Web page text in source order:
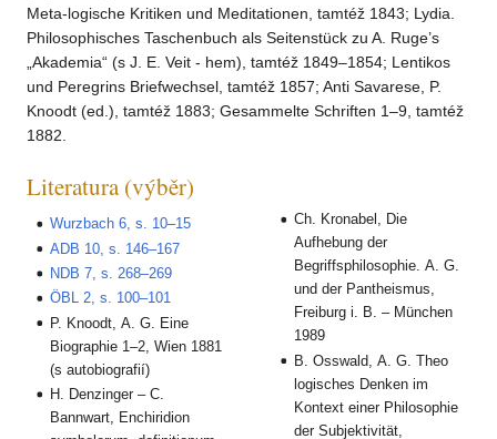
Meta-logische Kritiken und Meditationen, tamtéž 1843; Lydia.
Philosophisches Taschenbuch als Seitenstück zu A. Ruge’s
„Akademia“ (s J. E. Veit - hem), tamtéž 1849–1854; Lentikos
und Peregrins Briefwechsel, tamtéž 1857; Anti Savarese, P.
Knoodt (ed.), tamtéž 1883; Gesammelte Schriften 1–9, tamtéž
1882.
Literatura (výběr)
Wurzbach 6, s. 10–15
ADB 10, s. 146–167
NDB 7, s. 268–269
ÖBL 2, s. 100–101
P. Knoodt, A. G. Eine
Biographie 1–2, Wien 1881
(s autobiografií)
H. Denzinger – C.
Bannwart, Enchiridion
Ch. Kronabel, Die
Aufhebung der
Begriffsphilosophie. A. G.
und der Pantheismus,
Freiburg i. B. – München
1989
B. Osswald, A. G. Theo
logisches Denken im
Kontext einer Philosophie
der Subjektivität,